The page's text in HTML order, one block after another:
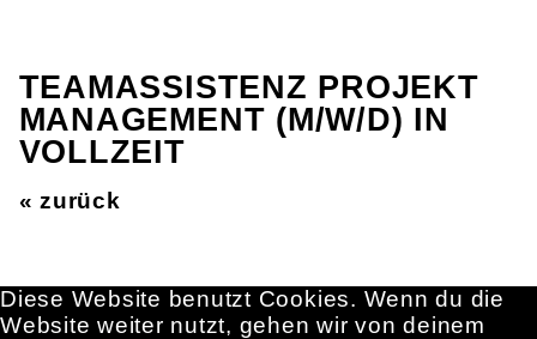
TEAMASSISTENZ PROJEKT
MANAGEMENT (M/W/D) IN
VOLLZEIT
« zurück
Diese Website benutzt Cookies. Wenn du die
Website weiter nutzt, gehen wir von deinem